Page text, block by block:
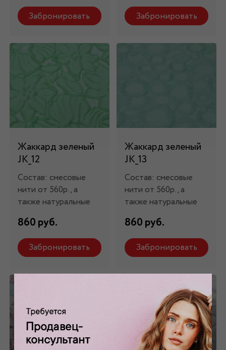
Забронировать Забронировать
Жаккард зеленый
JK_12
Состав: смесовые
нити от 560р., а
также натуральные
860 руб.
Забронировать
Жаккард зеленый
JK_13
Состав: смесовые
нити от 560р., а
также натуральные
860 руб.
Забронировать